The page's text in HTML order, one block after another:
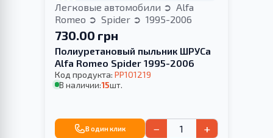
Легковые автомобили
Alfa
Romeo
Spider 1995-2006
730.00 грн
Полиуретановый пыльник ШРУСа
Alfa Romeo Spider 1995-2006
Код продукта: PP101219
В наличии:15шт.
В один клик − +